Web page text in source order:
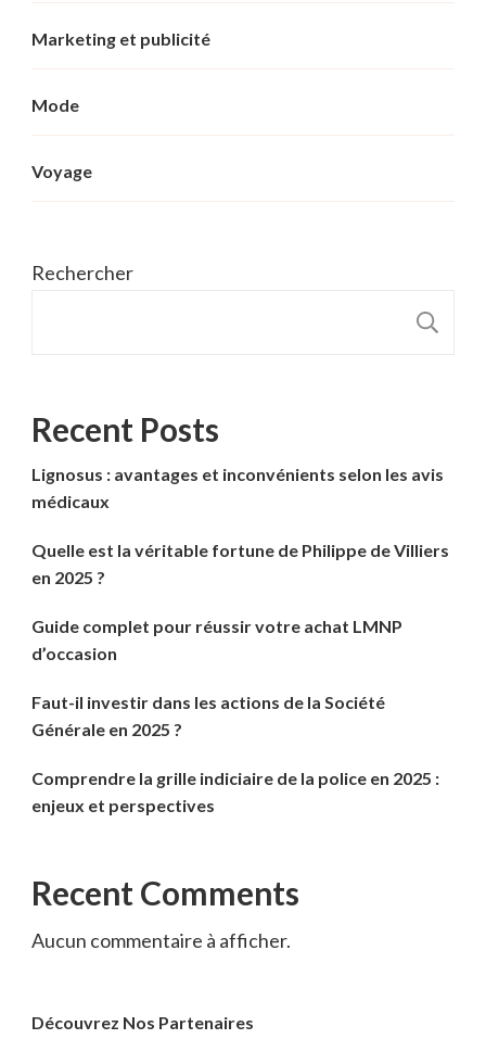
Marketing et publicité
Mode
Voyage
Rechercher
Recent Posts
Lignosus : avantages et inconvénients selon les avis
médicaux
Quelle est la véritable fortune de Philippe de Villiers
en 2025 ?
Guide complet pour réussir votre achat LMNP
d’occasion
Faut-il investir dans les actions de la Société
Générale en 2025 ?
Comprendre la grille indiciaire de la police en 2025 :
enjeux et perspectives
Recent Comments
Aucun commentaire à afficher.
Découvrez Nos Partenaires